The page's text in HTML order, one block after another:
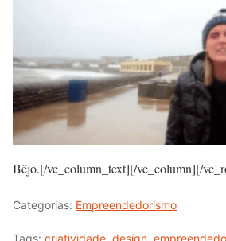
Bêjo.[/vc_column_text][/vc_column][/
Categorias: Empreendedorismo